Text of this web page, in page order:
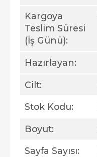
Kargoya
Teslim Süresi
(İş Günü):
Hazırlayan:
Cilt:
Stok Kodu:
Boyut:
Sayfa Sayısı: